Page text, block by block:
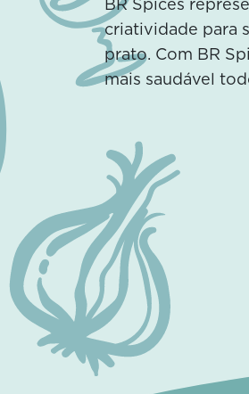
2 temperos
BR Spices
criatividade para
prato. Com BR
mais saudável